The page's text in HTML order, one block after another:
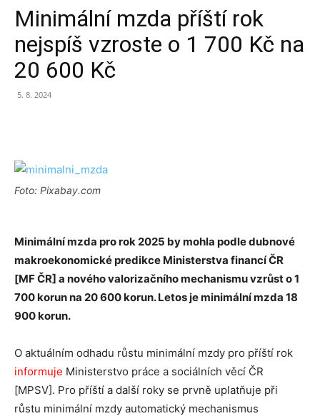
Minimální mzda příští rok
nejspíš vzroste o 1 700 Kč na
20 600 Kč
5. 8. 2024
Foto: Pixabay.com
Minimální mzda pro rok 2025 by mohla podle dubnové
makroekonomické predikce Ministerstva financí ČR
[MF ČR] a nového valorizačního mechanismu vzrůst o 1
700 korun na 20 600 korun. Letos je minimální mzda 18
900 korun.
O aktuálním odhadu růstu minimální mzdy pro příští rok
informuje Ministerstvo práce a sociálních věcí ČR
[MPSV]. Pro příští a další roky se prvně uplatňuje při
růstu minimální mzdy automatický mechanismus